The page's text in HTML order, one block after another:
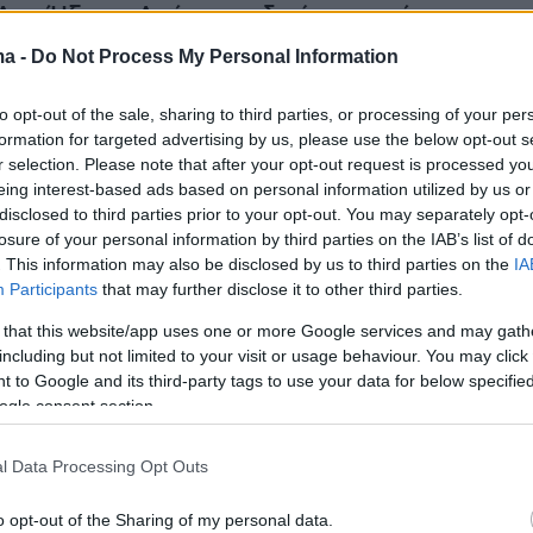
- Do Not Process My Personal Information
opt-out of the sale, sharing to third parties, or processing of your
for targeted advertising by us, please use the below opt-out
selection. Please note that after your opt-out request is processed
interest-based ads based on personal information utilized by us
to third parties prior to your opt-out. You may separately
of your personal information by third parties on the IAB’s list of
This information may also be disclosed by us to third parties on the
Participants that may further disclose it to other third parties.
that this website/app uses one or more Google services and may
but not limited to your visit or usage behaviour. You may
to Google and its third-party tags to use your data for below
consent section.
Data Processing Opt Outs
opt-out of the Sharing of my personal data.
Ήξερα. Από τα παιδικά μου χρόνια τον
Πήγα λοιπόν να δω περί τίνος πρόκειται.
λέγεται Μαζαράκης Ηλίας. Ενημέρωσε
του ότι αν κάτι συμβεί να
με εμένα και τους είχε δώσει το κινητό
», ανέφερε αρχικά.
ότι δεν είχε επικοινωνία μαζί του και δεν
έμενε στηΝέα Σμύρνη. Επιπλέον επεσήμανε
φίλοι λόγω φιλικών οικογενειακών
κράτησαν επαφές ως φοιτητές. Όταν ο
πέρασε την πόρτα της φυλακής όλα άλλαξαν
«Χαράμισε τη ζωή του», τόνισε